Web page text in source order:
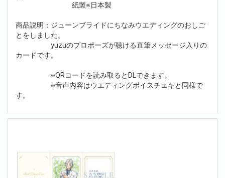
紙製※日本製
商品説明：ジューンブライドにちなみウエディングのおしご
とをしました。
yuzuのプロポーズが聴ける直筆メッセージ入りの
カードです。
※QRコードを読み取るとDLできます。
※音声内容はウエディングボイスチェキと同様で
す。